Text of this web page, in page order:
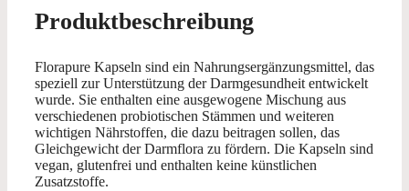
Produktbeschreibung
Florapure Kapseln sind ein Nahrungsergänzungsmittel, das
speziell zur Unterstützung der Darmgesundheit entwickelt
wurde. Sie enthalten eine ausgewogene Mischung aus
verschiedenen probiotischen Stämmen und weiteren
wichtigen Nährstoffen, die dazu beitragen sollen, das
Gleichgewicht der Darmflora zu fördern. Die Kapseln sind
vegan, glutenfrei und enthalten keine künstlichen
Zusatzstoffe.